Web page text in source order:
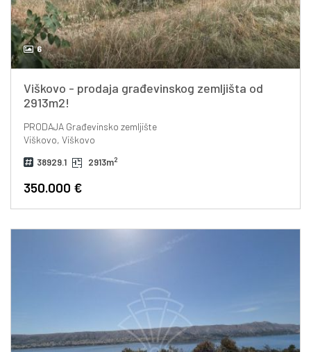
6
Viškovo - prodaja građevinskog zemljišta od
2913m2!
PRODAJAGrađevinsko zemljište
Viškovo, Viškovo
38929.1 2913m2
350.000 €